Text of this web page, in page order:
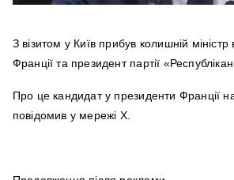
З візитом у Київ прибув колишній міністр
Франції та президент партії
Про це кандидат у президенти Франції
повідомив у мережі Х.